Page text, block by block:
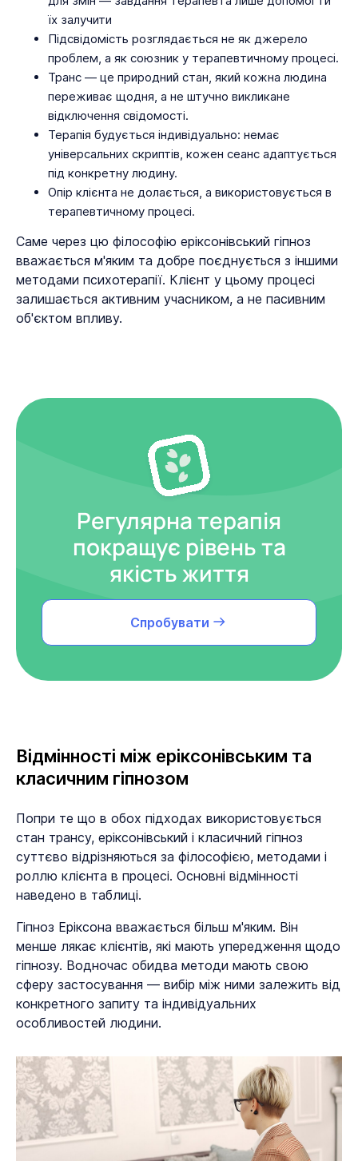
їх залучити
Підсвідомість розглядається не як джерело
проблем, а як союзник у терапевтичному процесі.
Транс — це природний стан, який кожна людина
переживає щодня, а не штучно викликане
відключення свідомості.
Терапія будується індивідуально: немає
універсальних скриптів, кожен сеанс адаптується
під конкретну людину.
Опір клієнта не долається, а використовується в
терапевтичному процесі.
Саме через цю філософію еріксонівський гіпноз
вважається м'яким та добре поєднується з іншими
методами психотерапії. Клієнт у цьому процесі
залишається активним учасником, а не пасивним
об'єктом впливу.
Регулярна терапія
покращує рівень та
якість життя
Спробувати
Відмінності між еріксонівським та
класичним гіпнозом
Попри те що в обох підходах використовується
стан трансу, еріксонівський і класичний гіпноз
суттєво відрізняються за філософією, методами і
роллю клієнта в процесі. Основні відмінності
наведено в таблиці.
Гіпноз Еріксона вважається більш м'яким. Він
менше лякає клієнтів, які мають упередження щодо
гіпнозу. Водночас обидва методи мають свою
сферу застосування — вибір між ними залежить від
конкретного запиту та індивідуальних
особливостей людини.